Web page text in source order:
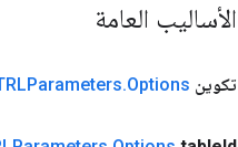
الأساليب العامة
تكوين .Options